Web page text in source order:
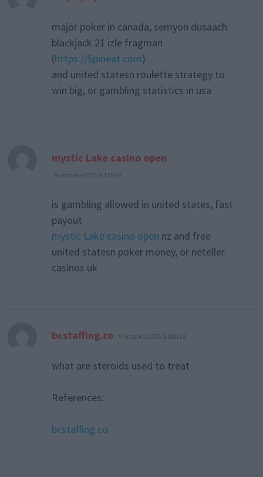
major poker in canada, semyon dusaach
blackjack 21 izle fragman
(https://Spineat.com)
and united statesn roulette strategy to
win big, or gambling statistics in usa
mystic Lake casino open
9 octobre 2025 à 13h22
is gambling allowed in united states, fast
payout
mystic Lake casino open nz and free
united statesn poker money, or neteller
casinos uk
bcstaffing.co dit :
9 octobre 2025 à 18h18
what are steroids used to treat
References:
bcstaffing.co